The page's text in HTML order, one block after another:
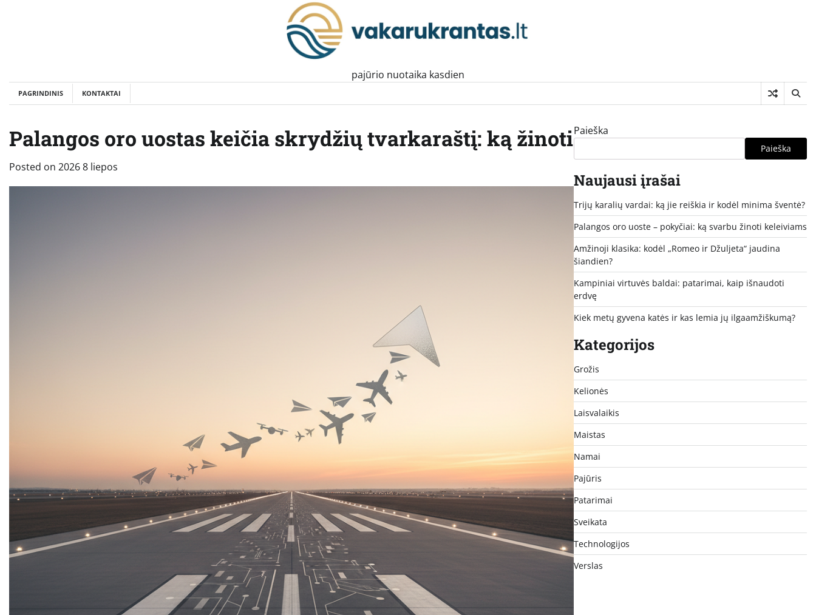
pajūrio nuotaika kasdien
PAGRINDINIS KONTAKTAI
Palangos oro uostas keičia skrydžių tvarkaraštį: ką žinoti
Posted on 2026 8 liepos
Paieška
Paieška
Naujausi įrašai
Trijų karalių vardai: ką jie reiškia ir kodėl minima šventė?
Palangos oro uoste – pokyčiai: ką svarbu žinoti keleiviams
Amžinoji klasika: kodėl „Romeo ir Džuljeta“ jaudina
šiandien?
Kampiniai virtuvės baldai: patarimai, kaip išnaudoti
erdvę
Kiek metų gyvena katės ir kas lemia jų ilgaamžiškumą?
Kategorijos
Grožis
Kelionės
Laisvalaikis
Maistas
Namai
Pajūris
Patarimai
Sveikata
Technologijos
Verslas